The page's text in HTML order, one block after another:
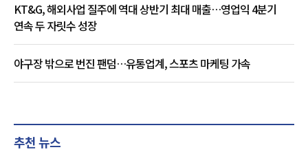
KT&G, 해외사업 질주에 역대 상반기 최대 매출…영업익 4분기
연속 두 자릿수 성장
야구장 밖으로 번진 팬덤…유통업계, 스포츠 마케팅 가속
추천 뉴스